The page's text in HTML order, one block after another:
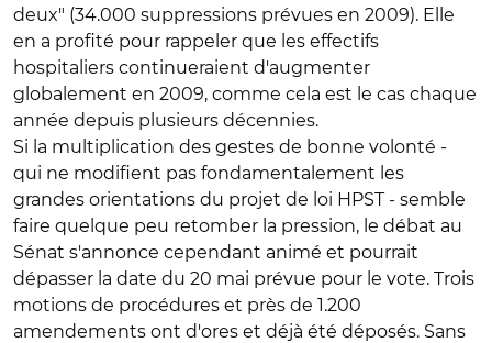
deux" (34.000 suppressions prévues en 2009). Elle
en a profité pour rappeler que les effectifs
hospitaliers continueraient d'augmenter
globalement en 2009, comme cela est le cas chaque
année depuis plusieurs décennies.
Si la multiplication des gestes de bonne volonté -
qui ne modifient pas fondamentalement les
grandes orientations du projet de loi HPST - semble
faire quelque peu retomber la pression, le débat au
Sénat s'annonce cependant animé et pourrait
dépasser la date du 20 mai prévue pour le vote. Trois
motions de procédures et près de 1.200
amendements ont d'ores et déjà été déposés. Sans